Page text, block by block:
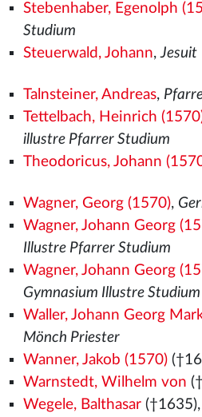
Stebenhaber, Egenolph
Studium
Steuerwald, Johann,Jesuit
Talnsteiner, Andreas,
Tettelbach, Heinrich
illustre Pfarrer Studium
Theodoricus, Johann
Wagner, Georg (1570),
Wagner, Johann Georg
Illustre Pfarrer Studium
Wagner, Johann Georg
Gymnasium Illustre Studium
Waller, Johann Georg
Mönch Priester
Wanner, Jakob (1570)
Warnstedt, Wilhelm von
Wegele, Balthasar